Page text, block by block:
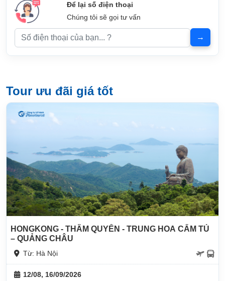
Để lại số điện thoại
Chúng tôi sẽ gọi tư vấn
Tour ưu đãi giá tốt
HONGKONG - THÂM QUYẾN - TRUNG HOA CẨM TÚ
– QUẢNG CHÂU
Từ: Hà Nội
12/08, 16/09/2026